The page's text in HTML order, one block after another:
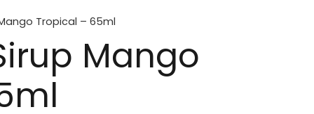
Tropical – 65ml
Mango